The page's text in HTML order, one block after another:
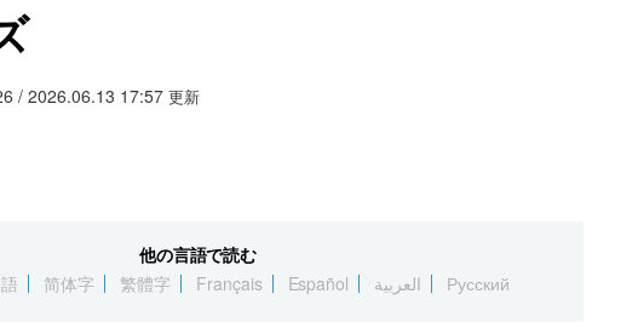
/ 2026.06.13 17:57 更新
他の言語で読む
简体字 繁體字 Français Español العربية Русский